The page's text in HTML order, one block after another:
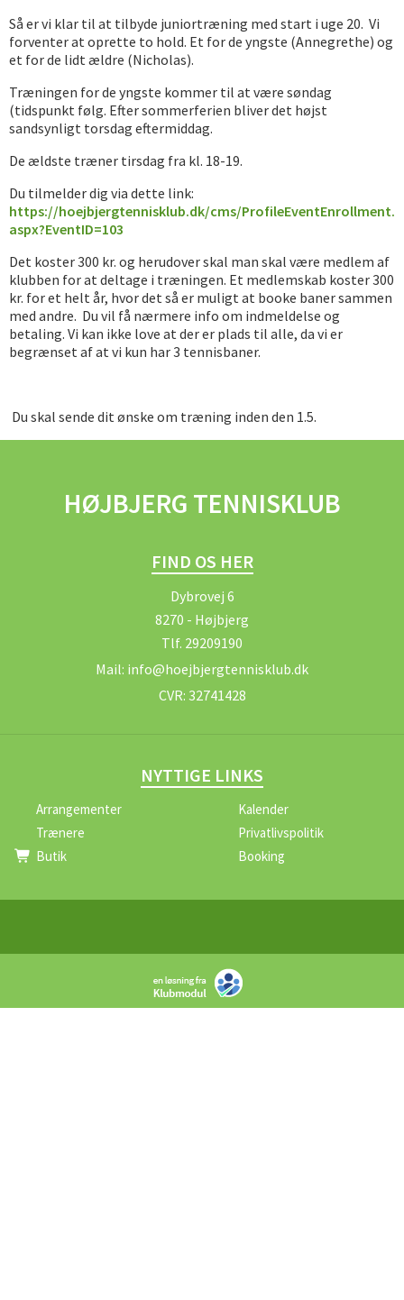
Så er vi klar til at tilbyde juniortræning med start i uge 20. Vi
forventer at oprette to hold. Et for de yngste (Annegrethe) og
et for de lidt ældre (Nicholas).
Træningen for de yngste kommer til at være søndag
(tidspunkt følg. Efter sommerferien bliver det højst
sandsynligt torsdag eftermiddag.
De ældste træner tirsdag fra kl. 18-19.
Du tilmelder dig via dette link:
https://hoejbjergtennisklub.dk/cms/ProfileEventEnrollment.
aspx?EventID=103
Det koster 300 kr. og herudover skal man skal være medlem af
klubben for at deltage i træningen. Et medlemskab koster 300
kr. for et helt år, hvor det så er muligt at booke baner sammen
med andre. Du vil få nærmere info om indmeldelse og
betaling. Vi kan ikke love at der er plads til alle, da vi er
begrænset af at vi kun har 3 tennisbaner.
Du skal sende dit ønske om træning inden den 1.5.
HØJBJERG TENNISKLUB
FIND OS HER
Dybrovej 6
8270 - Højbjerg
Tlf. 29209190
Mail: info@hoejbjergtennisklub.dk
CVR: 32741428
NYTTIGE LINKS
Arrangementer
Kalender
Trænere
Privatlivspolitik
Butik
Booking